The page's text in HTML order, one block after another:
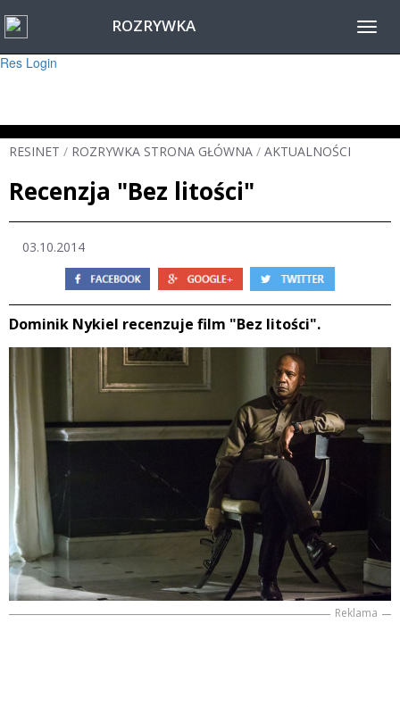
Warning
: session_start(): Failed to read session data: user (path: ) in
Res Login
ROZRYWKA
RESINET / ROZRYWKA STRONA GŁÓWNA / AKTUALNOŚCI
Recenzja "Bez litości"
03.10.2014
Dominik Nykiel recenzuje film "Bez litości".
Reklama